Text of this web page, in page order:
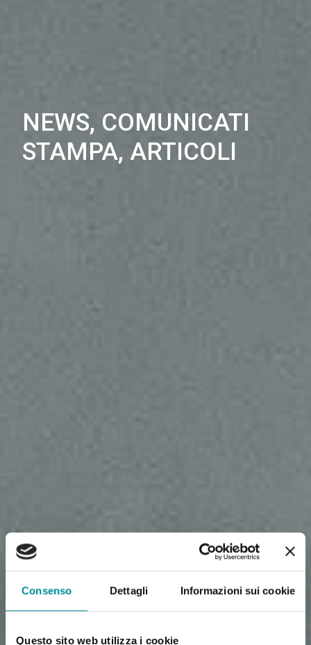
Consenso Dettagli Informazioni sui cookie
Questo sito web utilizza i cookie
NEWS, COMUNICATI
STAMPA, ARTICOLI